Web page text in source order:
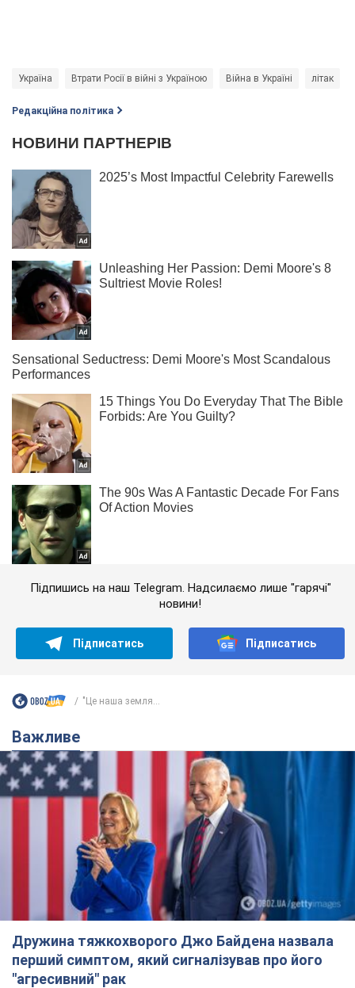
Україна Втрати Росії в війні з Україною Війна в Україні літак
Редакційна політика
Підпишись на наш Telegram. Надсилаємо лише "гарячі"
новини!
Підписатись Підписатись
"Це наша земля...
Важливе
Дружина тяжкохворого Джо Байдена назвала
перший симптом, який сигналізував про його
"агресивний" рак